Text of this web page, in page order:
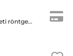
Fogászati és fül-orr-gégészeti röntgen, cbct készítése